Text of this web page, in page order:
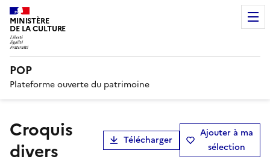
MINISTÈRE
DE LA CULTURE
POP
Plateforme ouverte du patrimoine
Croquis
divers
Télécharger
Ajouter à ma
sélection